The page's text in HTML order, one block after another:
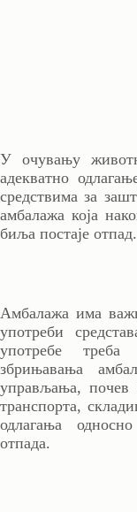
У очувању
адекватно
средствима за
амбалажа која
биља постаје отпад.
Амбалажа има
употреби
употребе треба
збрињавања
управљања, почев
транспорта,
одлагања
отпада.